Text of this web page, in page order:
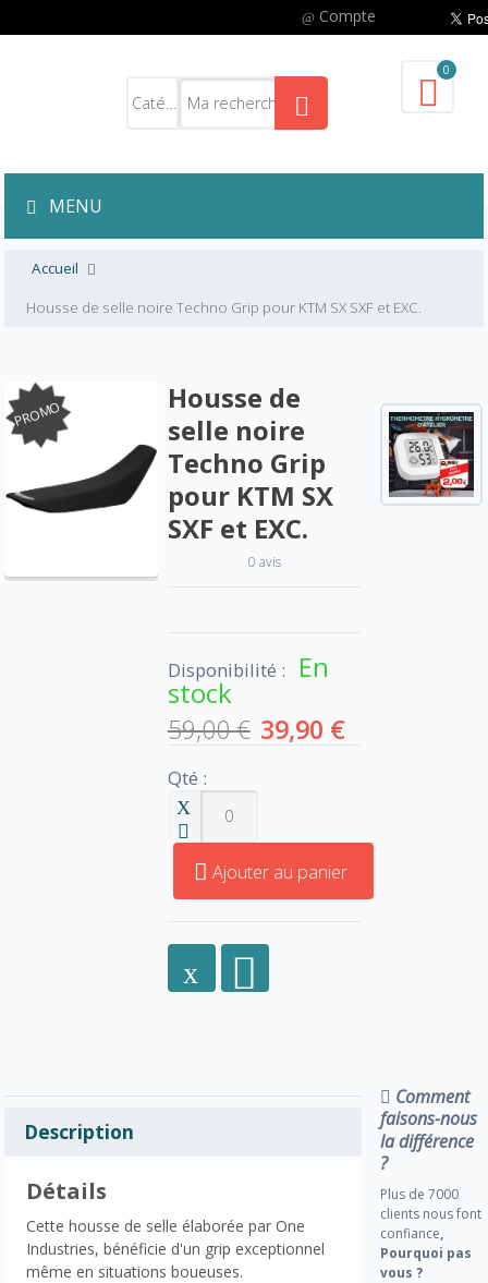
Compte
0
MENU
Accueil
Housse de selle noire Techno Grip pour KTM SX SXF et EXC.
PROMO
Housse de
selle noire
Techno Grip
pour KTM SX
SXF et EXC.
0 avis
Disponibilité : En
stock
59,00 € 39,90 €
Qté :
Ajouter au panier
Description
Détails
Cette housse de selle élaborée par One
Industries, bénéficie d'un grip exceptionnel
même en situations boueuses.
Comment
faisons-nous
la différence
?
Plus de 7000
clients nous font
confiance,
Pourquoi pas
vous ?